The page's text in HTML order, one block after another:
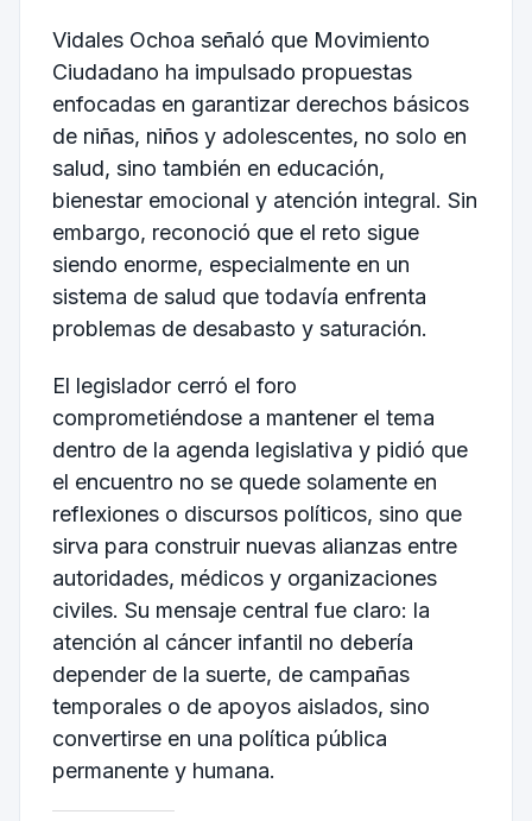
Vidales Ochoa señaló que Movimiento
Ciudadano ha impulsado propuestas
enfocadas en garantizar derechos básicos
de niñas, niños y adolescentes, no solo en
salud, sino también en educación,
bienestar emocional y atención integral. Sin
embargo, reconoció que el reto sigue
siendo enorme, especialmente en un
sistema de salud que todavía enfrenta
problemas de desabasto y saturación.
El legislador cerró el foro
comprometiéndose a mantener el tema
dentro de la agenda legislativa y pidió que
el encuentro no se quede solamente en
reflexiones o discursos políticos, sino que
sirva para construir nuevas alianzas entre
autoridades, médicos y organizaciones
civiles. Su mensaje central fue claro: la
atención al cáncer infantil no debería
depender de la suerte, de campañas
temporales o de apoyos aislados, sino
convertirse en una política pública
permanente y humana.